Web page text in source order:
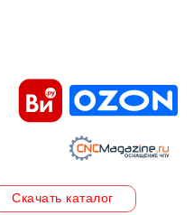
Скачать каталог